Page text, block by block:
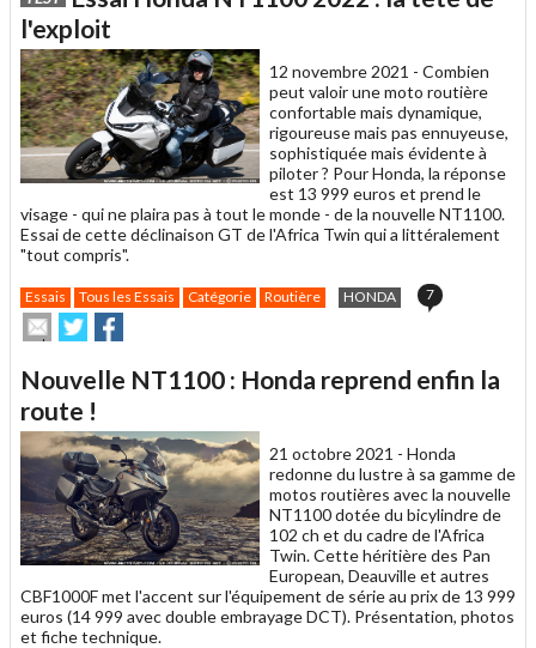
un
ami
l'exploit
12 novembre 2021 - Combien
peut valoir une moto routière
confortable mais dynamique,
rigoureuse mais pas ennuyeuse,
sophistiquée mais évidente à
piloter ? Pour Honda, la réponse
est 13 999 euros et prend le
visage - qui ne plaira pas à tout le monde - de la nouvelle NT1100.
Essai de cette déclinaison GT de l'Africa Twin qui a littéralement
"tout compris".
Essais Tous les Essais Catégorie Routière HONDA 7
Envoyer
cet
à
un
ami
Partager
sur
sur
Nouvelle NT1100 : Honda reprend enfin la
route !
21 octobre 2021 - Honda
redonne du lustre à sa gamme de
motos routières avec la nouvelle
NT1100 dotée du bicylindre de
102 ch et du cadre de l'Africa
Twin.Cette héritière des Pan
European, Deauville et autres
CBF1000F met l'accent sur l'équipement de série au prix de 13 999
euros (14 999 avec double embrayage DCT). Présentation, photos
et fiche technique.